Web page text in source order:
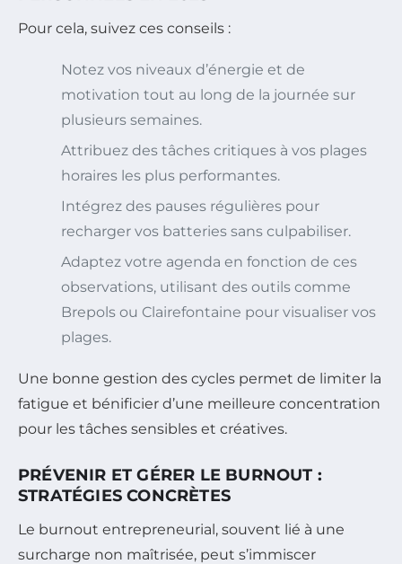
Pour cela, suivez ces conseils :
Notez vos niveaux d’énergie et de
motivation tout au long de la journée sur
plusieurs semaines.
Attribuez des tâches critiques à vos plages
horaires les plus performantes.
Intégrez des pauses régulières pour
recharger vos batteries sans culpabiliser.
Adaptez votre agenda en fonction de ces
observations, utilisant des outils comme
Brepols ou Clairefontaine pour visualiser vos
plages.
Une bonne gestion des cycles permet de limiter la
fatigue et bénificier d’une meilleure concentration
pour les tâches sensibles et créatives.
PRÉVENIR ET GÉRER LE BURNOUT :
STRATÉGIES CONCRÈTES
Le burnout entrepreneurial, souvent lié à une
surcharge non maîtrisée, peut s’immiscer